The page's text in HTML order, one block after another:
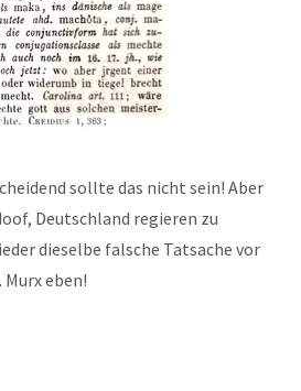
sollte das nicht sein! Aber
Deutschland regieren zu
dieselbe falsche Tatsache vor
eben!